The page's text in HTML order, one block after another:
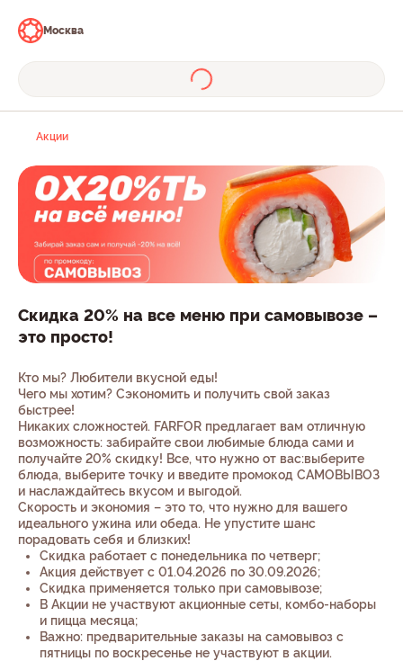
Москва
Акции
Скидка 20% на все меню при самовывозе –
это просто!
Кто мы? Любители вкусной еды!
Чего мы хотим? Сэкономить и получить свой заказ
быстрее!
Никаких сложностей. FARFOR предлагает вам отличную
возможность: забирайте свои любимые блюда сами и
получайте 20% скидку! Все, что нужно от вас:выберите
блюда, выберите точку и введите промокод САМОВЫВОЗ
и наслаждайтесь вкусом и выгодой.
Скорость и экономия – это то, что нужно для вашего
идеального ужина или обеда. Не упустите шанс
порадовать себя и близких!
Cкидка работает с понедельника по четверг;
Акция действует с 01.04.2026 по 30.09.2026;
Скидка применяется только при самовывозе;
В Акции не участвуют акционные сеты, комбо-наборы
и пицца месяца;
Важно: предварительные заказы на самовывоз с
пятницы по воскресенье не участвуют в акции.